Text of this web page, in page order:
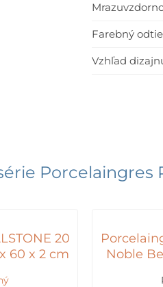
Farebný
Vzhľad
Porcelaingres
20
60 x 2 cm
Noble